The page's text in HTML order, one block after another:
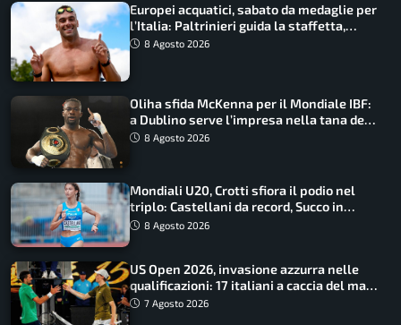
Europei acquatici, sabato da medaglie per
l’Italia: Paltrinieri guida la staffetta,
Barnabà sogna l’oro dalle grandi altezze
8 Agosto 2026
Oliha sfida McKenna per il Mondiale IBF:
a Dublino serve l’impresa nella tana del
lupo8 Agosto 2026
Mondiali U20, Crotti sfiora il podio nel
triplo: Castellani da record, Succo in
finale
8 Agosto 2026
US Open 2026, invasione azzurra nelle
qualificazioni: 17 italiani a caccia del main
draw7 Agosto 2026